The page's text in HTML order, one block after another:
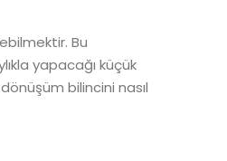
Bu
yapacağı küçük
bilincini nasıl